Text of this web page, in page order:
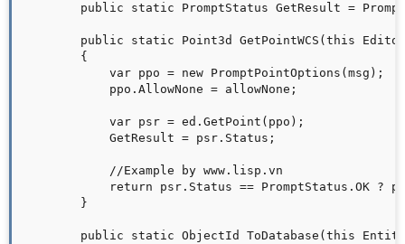
public static PromptStatus GetResult =
public static Point3d GetPointWCS(this
        {
            var ppo = new PromptPointOptions(msg);
            ppo.AllowNone = allowNone;
            var psr = ed.GetPoint(ppo);
            GetResult = psr.Status;
            //Example by www.lisp.vn
return psr.Status == PromptStatus.OK ?
        }
public static ObjectId ToDatabase(this